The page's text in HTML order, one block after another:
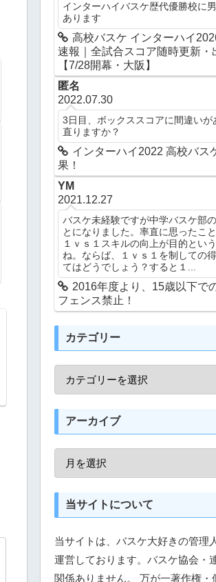
インターハイバスケ歴代優勝校に
あります
高校バスケ インターハイ
速報｜全試合スコア随時更新・
【7/28開幕・大阪】
匿名
2022.07.30
3日目、ボックススコアに間違いが
直りますか？
インターハイ2022 高校バス
果！
YM
2021.12.27
バスケ未経験ですが中学バスケ部
とになりました。率直に思ったこ
１ｖｓ１スキルの向上が目的とい
ね。ならば、１ｖｓ１を制しての
てはどうでしょう？すると１...
2016年度より、15歳以下で
フェンス禁止！
カテゴリー
アーカイブ
当サイトについて
当サイトは、バスケ大好きの管理
運営しております。バスケ協会・
関係ありません。 万が一著作権・